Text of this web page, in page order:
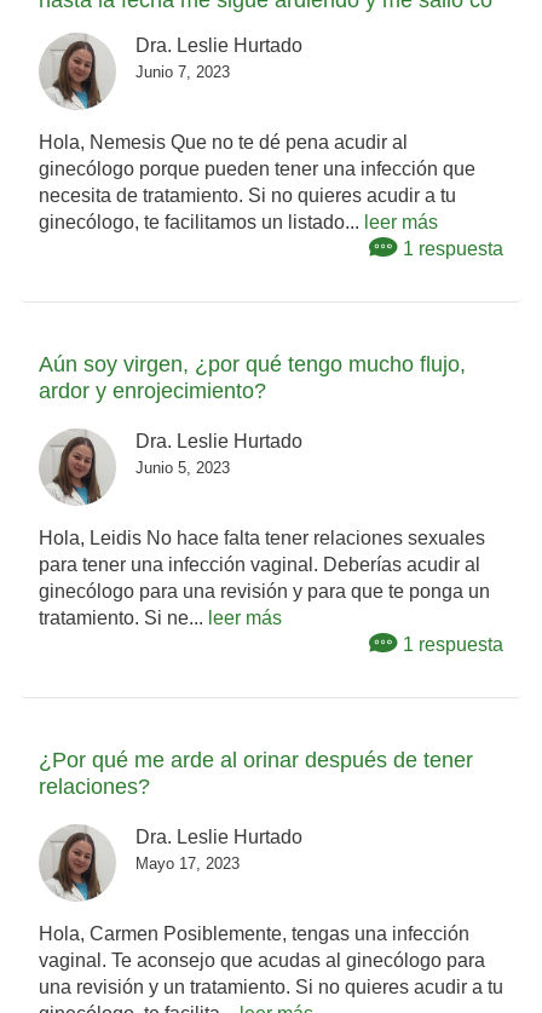
Dra. Leslie Hurtado
Junio 7, 2023
Hola, Nemesis Que no te dé pena acudir al
ginecólogo porque pueden tener una infección que
necesita de tratamiento. Si no quieres acudir a tu
ginecólogo, te facilitamos un listado... leer más
1 respuesta
Aún soy virgen, ¿por qué tengo mucho flujo,
ardor y enrojecimiento?
Dra. Leslie Hurtado
Junio 5, 2023
Hola, Leidis No hace falta tener relaciones sexuales
para tener una infección vaginal. Deberías acudir al
ginecólogo para una revisión y para que te ponga un
tratamiento. Si ne... leer más
1 respuesta
¿Por qué me arde al orinar después de tener
relaciones?
Dra. Leslie Hurtado
Mayo 17, 2023
Hola, Carmen Posiblemente, tengas una infección
vaginal. Te aconsejo que acudas al ginecólogo para
una revisión y un tratamiento. Si no quieres acudir a tu